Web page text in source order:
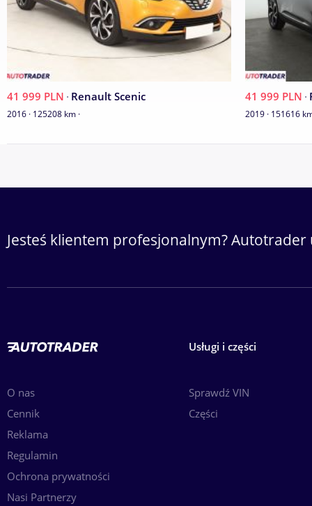
Sprzedający nie odpowiada za ewentualne błędy lub
ZAPIS TEN ZOSTAŁ ZAWARTY ZE WZGLĘDU NA MOŻLIWOŚĆ
JEŻELI ZAUWAŻYSZ NIEŚCISŁOŚĆ NAPISZ lub ZADZWOŃ DO
Dodatkowe informacje: liczba poduszek powietrznych: 6,
41 999 PLN · Renault Scenic
2016 · 125208 km ·
41 999 PLN ·
2019 · 151616
Jesteś klientem profesjonalnym?
O nas
Cennik
Reklama
Regulamin
Ochrona prywatności
Nasi Partnerzy
Usługi i części
Sprawdź VIN
Części